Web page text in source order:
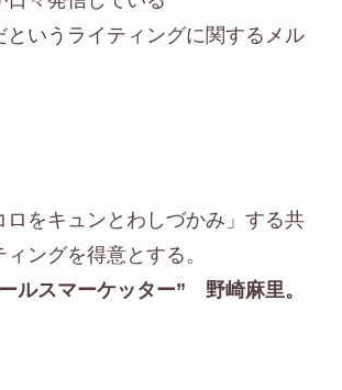
というライティングに関するメル
ロをキュンとわしづかみ」する共
ングを得意とする。
ルスマーケッター” 野崎麻里。